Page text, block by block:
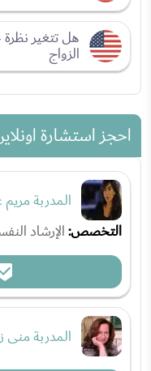
هل تتغير
الزواج
احجز استشارة
المدربة
التخصص:الإرشاد
المدربة منى